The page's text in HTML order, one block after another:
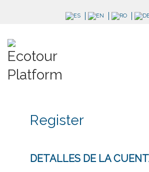
Register
DETALLES DE LA